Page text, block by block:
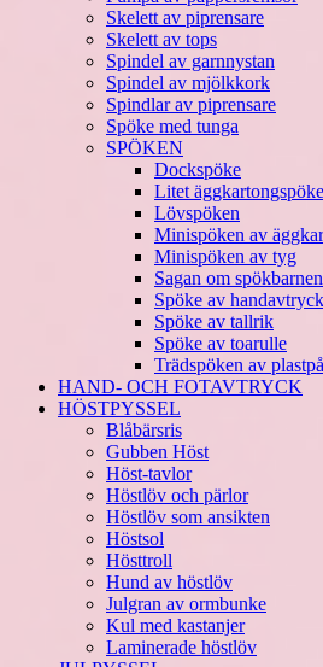
Skelett av piprensare
Skelett av tops
Spindel av garnnystan
Spindel av mjölkkork
Spindlar av piprensare
Spöke med tunga
SPÖKEN
Dockspöke
Litet äggkartongspöke
Lövspöken
Minispöken av
Minispöken av tyg
Sagan om
Spöke av handavtryck
Spöke av tallrik
Spöke av toarulle
Trädspöken av
HAND- OCH FOTAVTRYCK
HÖSTPYSSEL
Blåbärsris
Gubben Höst
Höst-tavlor
Höstlöv och pärlor
Höstlöv som ansikten
Höstsol
Hösttroll
Hund av höstlöv
Julgran av ormbunke
Kul med kastanjer
Laminerade höstlöv